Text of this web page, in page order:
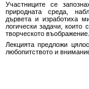
Участниците се
природната среда,
дървета и изработиха
логически задачи, които
творческото въображение.
Лекцията предложи
любопитството и